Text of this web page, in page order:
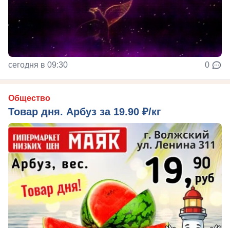
сегодня в 09:30 0
Общество
Товар дня. Арбуз за 19.90 ₽/кг